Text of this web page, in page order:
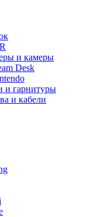
и камеры
Desk
и гарнитуры
и кабели